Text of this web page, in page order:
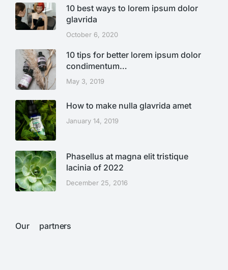
10 best ways to lorem ipsum dolor
glavrida
October 6, 2020
10 tips for better lorem ipsum dolor
condimentum…
May 3, 2019
How to make nulla glavrida amet
January 14, 2019
Phasellus at magna elit tristique
lacinia of 2022
December 25, 2016
Our partners